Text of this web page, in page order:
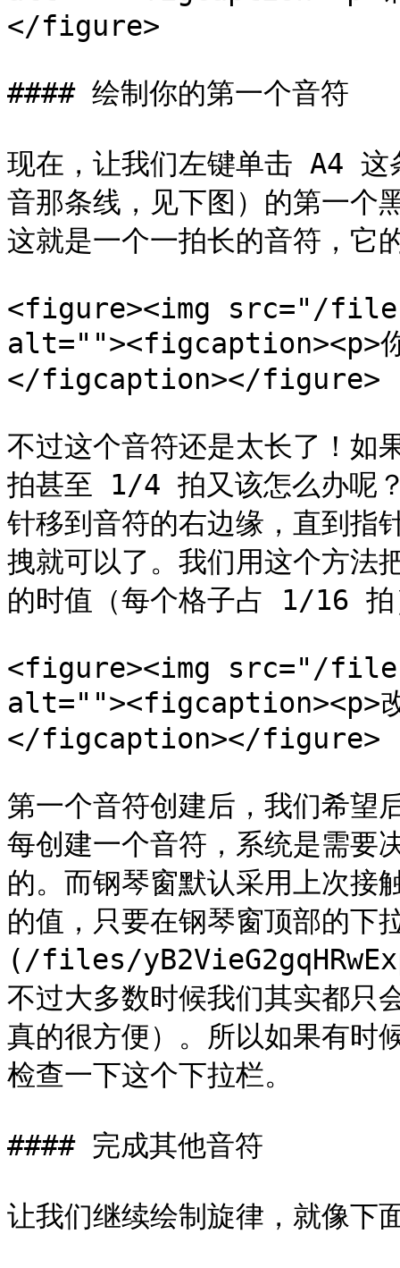
</figure>
#### 绘制你的第一个音符
现在，让我们左键单击 A4
音那条线，见下图）的第一个
这就是一个一拍长的音符，它
<figure><img src="/
alt=""><figcaption><p>你
</figcaption></figure>
不过这个音符还是太长了！如
拍甚至 1/4 拍又该怎么办呢
针移到音符的右边缘，直到指
拽就可以了。我们用这个方法
的时值（每个格子占 1/16 拍
<figure><img src="/files/
alt=""><figcaption><p>改
</figcaption></figure>
第一个音符创建后，我们希望
每创建一个音符，系统是需要
的。而钢琴窗默认采用上次接
的值，只要在钢琴窗顶部的
(/files/
不过大多数时候我们其实都
真的很方便）。所以如果有时
检查一下这个下拉栏。
#### 完成其他音符
让我们继续绘制旋律，就像下